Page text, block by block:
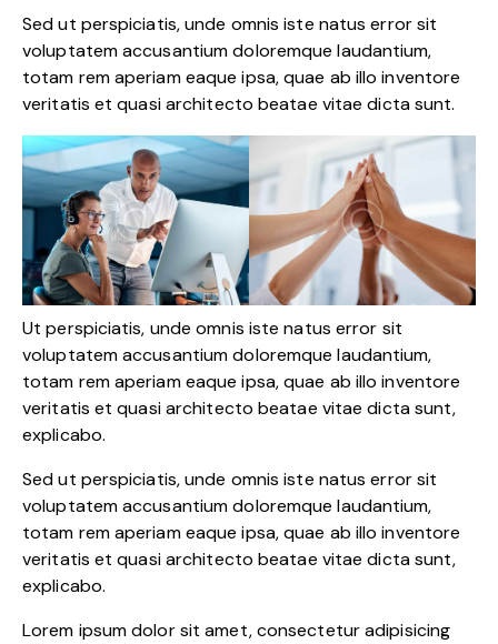
Sed ut perspiciatis, unde omnis iste natus error sit
voluptatem accusantium doloremque laudantium,
totam rem aperiam eaque ipsa, quae ab illo inventore
veritatis et quasi architecto beatae vitae dicta sunt.
Ut perspiciatis, unde omnis iste natus error sit
voluptatem accusantium doloremque laudantium,
totam rem aperiam eaque ipsa, quae ab illo inventore
veritatis et quasi architecto beatae vitae dicta sunt,
explicabo.
Sed ut perspiciatis, unde omnis iste natus error sit
voluptatem accusantium doloremque laudantium,
totam rem aperiam eaque ipsa, quae ab illo inventore
veritatis et quasi architecto beatae vitae dicta sunt,
explicabo.
Lorem ipsum dolor sit amet, consectetur adipisicing